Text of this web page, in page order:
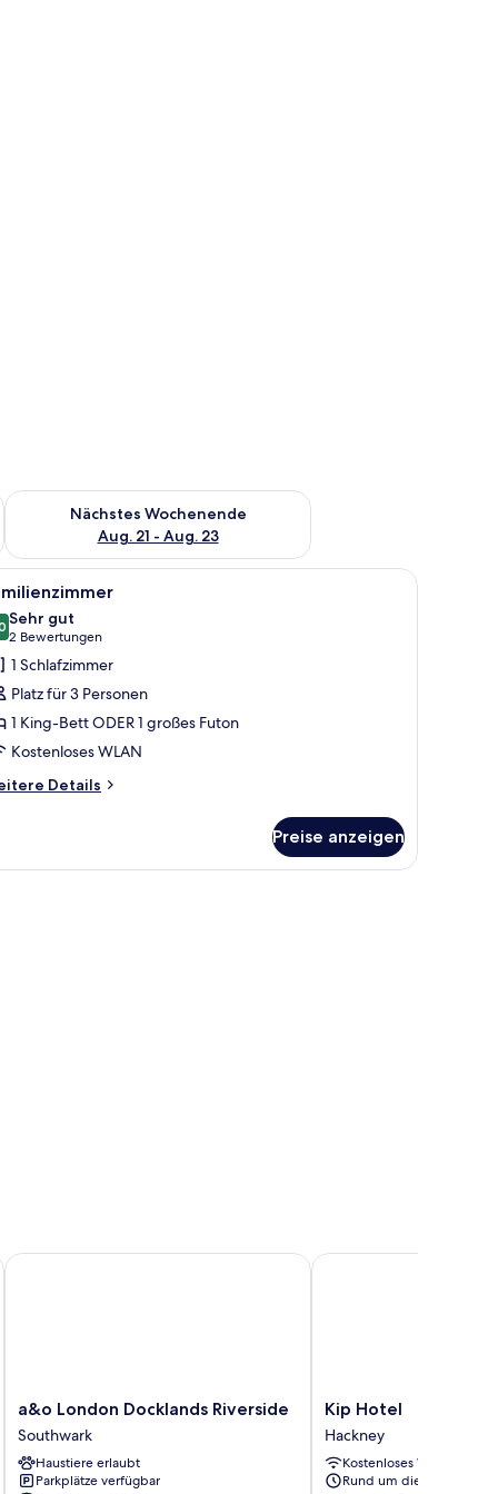
Aug. 14 - Aug. 16.
Nächstes Wochenende
Aug. 21 - Aug. 23
Überprüfe die Verfügbarkeit für nächstes Wochenende, Aug.
sowie einem Beistelltisch mit Telefon und Fernbedienung.
einem Nachttisch mit Fernbedienung und einem gelben Kissen.
Ein Schlafzimmer mit einem Bett, einem
6
von 10
Sehr gut
2 Bewertungen
(2
Bewertungen)
1 Schlafzimmer
Platz für 3 Personen
1 King-Bett ODER 1 großes Futon
Kostenloses WLAN
Details
Preise anzeigen
a&o
London
Docklands
Riverside
Southwark
a&o London Docklands Riverside
Southwark
Haustiere erlaubt
Parkplätze verfügbar
a&o London Docklands Riverside
Kip
Hotel
Hackney
Kip Hotel
Hackney
Kostenloses WLAN
Rund um die Uhr
Kip Hotel